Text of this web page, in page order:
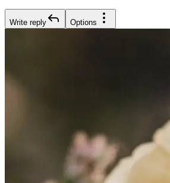
Write reply Options